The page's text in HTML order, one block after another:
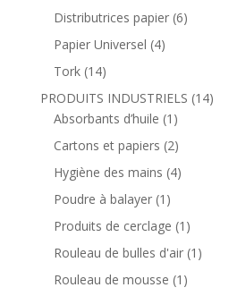
Distributrices papier (6)
Papier Universel (4)
Tork (14)
PRODUITS INDUSTRIELS (14)
Absorbants d’huile (1)
Cartons et papiers (2)
Hygiène des mains (4)
Poudre à balayer (1)
Produits de cerclage (1)
Rouleau de bulles d'air (1)
Rouleau de mousse (1)